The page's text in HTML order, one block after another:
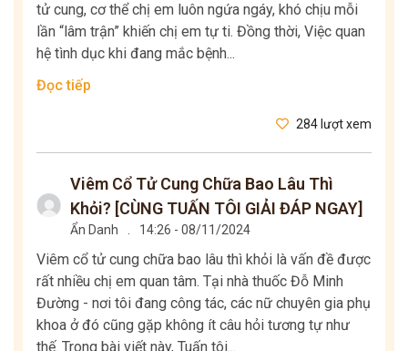
tử cung, cơ thể chị em luôn ngứa ngáy, khó chịu mỗi
lần “lâm trận” khiến chị em tự ti. Đồng thời, Việc quan
hệ tình dục khi đang mắc bệnh...
Đọc tiếp
284 lượt xem
Viêm Cổ Tử Cung Chữa Bao Lâu Thì
Khỏi? [CÙNG TUẤN TÔI GIẢI ĐÁP NGAY]
Ẩn Danh 14:26 - 08/11/2024
Viêm cổ tử cung chữa bao lâu thì khỏi là vấn đề được
rất nhiều chị em quan tâm. Tại nhà thuốc Đỗ Minh
Đường - nơi tôi đang công tác, các nữ chuyên gia phụ
khoa ở đó cũng gặp không ít câu hỏi tương tự như
thế. Trong bài viết này, Tuấn tôi...